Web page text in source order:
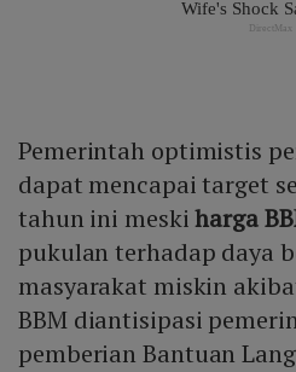
Pemerintah optimistis
dapat mencapai target
tahun ini meskiharga
pukulan terhadap daya
masyarakat miskin
BBM diantisipasi
pemberian Bantuan